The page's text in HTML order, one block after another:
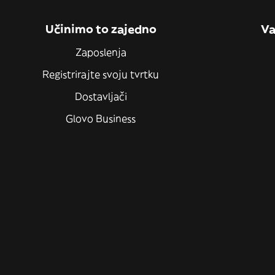
Učinimo to zajedno
Zaposlenja
Registrirajte svoju tvrtku
Dostavljači
Glovo Business